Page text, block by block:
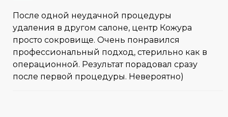
После одной неудачной процедуры
удаления в другом салоне, центр Кожура
просто сокровище. Очень понравился
профессиональный подход, стерильно как в
операционной. Результат порадовал сразу
после первой процедуры. Невероятно)